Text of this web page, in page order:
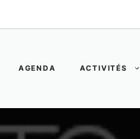
AGENDA ACTIVITÉS